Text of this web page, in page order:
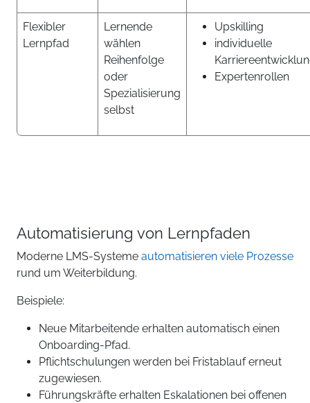
Flexibler
Lernpfad
Lernende
wählen
Reihenfolge
oder
Spezialisierung
selbst
Upskilling
individuelle
Expertenrollen
Automatisierung von Lernpfaden
Moderne LMS-Systeme automatisieren viele Prozesse
rund um Weiterbildung.
Beispiele:
Neue Mitarbeitende erhalten automatisch einen
Onboarding-Pfad.
Pflichtschulungen werden bei Fristablauf erneut
zugewiesen.
Führungskräfte erhalten Eskalationen bei offenen